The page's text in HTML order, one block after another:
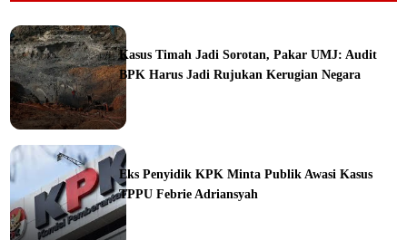
Kasus Timah Jadi Sorotan, Pakar UMJ: Audit
BPK Harus Jadi Rujukan Kerugian Negara
Eks Penyidik KPK Minta Publik Awasi Kasus
TPPU Febrie Adriansyah